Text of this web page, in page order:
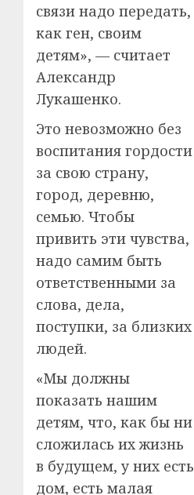
связи надо передать,
как ген, своим
детям», — считает
Александр
Лукашенко.
Это невозможно без
воспитания гордости
за свою страну,
город, деревню,
семью. Чтобы
привить эти чувства,
надо самим быть
ответственными за
слова, дела,
поступки, за близких
людей.
«Мы должны
показать нашим
детям, что, как бы ни
сложилась их жизнь
в будущем, у них есть
дом, есть малая